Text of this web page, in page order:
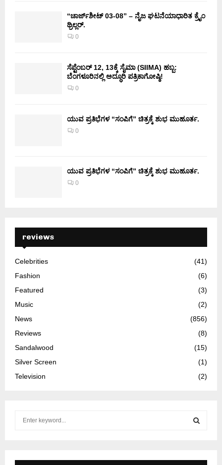
“ಚಾರ್ಜ್‌ಶೀಟ್ 03-08” – ನೈಜ ಘಟನೆಯಾಧಾರಿತ ಕ್ರೈಂ
ಥ್ರಿಲ್ಲರ್.
0
ಸೆಪ್ಟೆಂಬರ್ 12, 13ಕ್ಕೆ ಸೈಮಾ (SIIMA) ಹಬ್ಬ:
ಬೆಂಗಳೂರಿನಲ್ಲಿ ಅದ್ಧೂರಿ ಪತ್ರಿಕಾಗೋಷ್ಠಿ!
0
ಯುವ ಪ್ರತಿಭೆಗಳ “ಸಂಪಿಗೆ” ಚಿತ್ರಕ್ಕೆ ಶುಭ ಮುಹೂರ್ತ.
0
ಯುವ ಪ್ರತಿಭೆಗಳ “ಸಂಪಿಗೆ” ಚಿತ್ರಕ್ಕೆ ಶುಭ ಮುಹೂರ್ತ.
0
reviews
Celebrities
(41)
Fashion
(6)
Featured
(3)
Music
(2)
News
(856)
Reviews
(8)
Sandalwood
(15)
Silver Screen
(1)
Television
(2)
E